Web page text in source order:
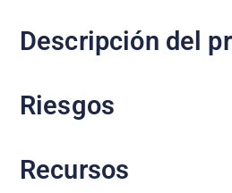
Descripción del
Riesgos
Recursos